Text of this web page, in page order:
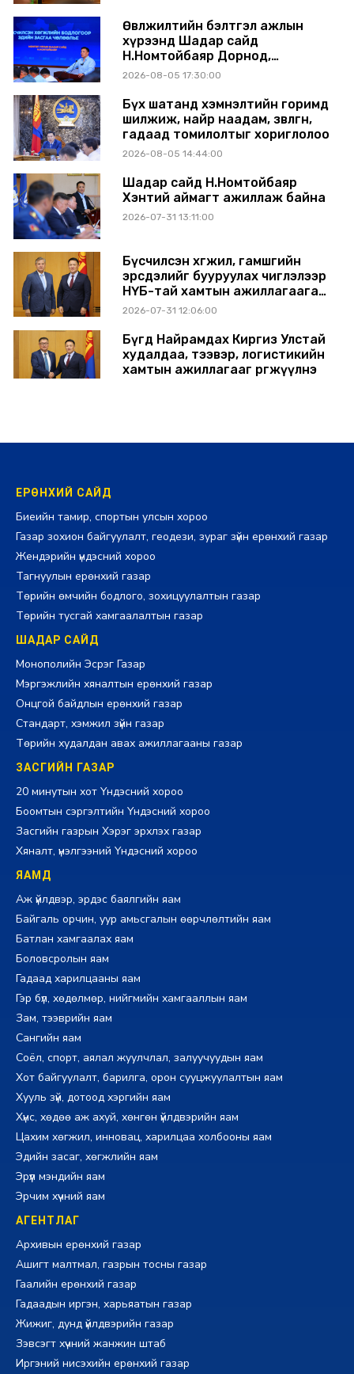
Өвөлжилтийн бэлтгэл ажлын
хүрээнд Шадар сайд
Н.Номтойбаяр Дорнод,
Сүхбаатар аймагт ажиллав
2026-08-05 17:30:00
Бүх шатанд хэмнэлтийн горимд
шилжиж, найр наадам, зөвлөгөөн,
гадаад томилолтыг хориглолоо
2026-08-05 14:44:00
Шадар сайд Н.Номтойбаяр
Хэнтий аймагт ажиллаж байна
2026-07-31 13:11:00
Бүсчилсэн хөгжил, гамшгийн
эрсдэлийг бууруулах чиглэлээр
НҮБ-тай хамтын ажиллагаагаа
өргөжүүлэхээр санал солилцлоо
2026-07-31 12:06:00
Бүгд Найрамдах Киргиз Улстай
худалдаа, тээвэр, логистикийн
хамтын ажиллагааг өргөжүүлнэ
ЕРӨНХИЙ САЙД
Биеийн тамир, спортын улсын хороо
Газар зохион байгуулалт, геодези, зураг зүйн ерөнхий газар
Жендэрийн үндэсний хороо
Тагнуулын ерөнхий газар
Төрийн өмчийн бодлого, зохицуулалтын газар
Төрийн тусгай хамгаалалтын газар
ШАДАР САЙД
Монополийн Эсрэг Газар
Мэргэжлийн хяналтын ерөнхий газар
Онцгой байдлын ерөнхий газар
Стандарт, хэмжил зүйн газар
Төрийн худалдан авах ажиллагааны газар
ЗАСГИЙН ГАЗАР
20 минутын хот Үндэсний хороо
Боомтын сэргэлтийн Үндэсний хороо
Засгийн газрын Хэрэг эрхлэх газар
Хяналт, үнэлгээний Үндэсний хороо
ЯАМД
Аж үйлдвэр, эрдэс баялгийн яам
Байгаль орчин, уур амьсгалын өөрчлөлтийн яам
Батлан хамгаалах яам
Боловсролын яам
Гадаад харилцааны яам
Гэр бүл, хөдөлмөр, нийгмийн хамгааллын яам
Зам, тээврийн яам
Сангийн яам
Соёл, спорт, аялал жуулчлал, залуучуудын яам
Хот байгуулалт, барилга, орон сууцжуулалтын яам
Хууль зүй, дотоод хэргийн яам
Хүнс, хөдөө аж ахуй, хөнгөн үйлдвэрийн яам
Цахим хөгжил, инновац, харилцаа холбооны яам
Эдийн засаг, хөгжлийн яам
Эрүүл мэндийн яам
Эрчим хүчний яам
АГЕНТЛАГ
Архивын ерөнхий газар
Ашигт малтмал, газрын тосны газар
Гаалийн ерөнхий газар
Гадаадын иргэн, харьяатын газар
Жижиг, дунд үйлдвэрийн газар
Зэвсэгт хүчний жанжин штаб
Иргэний нисэхийн ерөнхий газар